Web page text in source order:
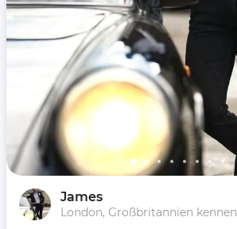
James
London, Großbritannien kennen